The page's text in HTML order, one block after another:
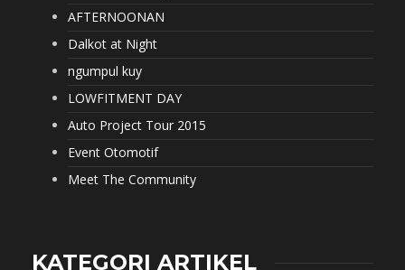
AFTERNOONAN
Dalkot at Night
ngumpul kuy
LOWFITMENT DAY
Auto Project Tour 2015
Event Otomotif
Meet The Community
KATEGORI ARTIKEL